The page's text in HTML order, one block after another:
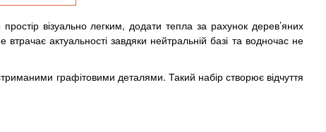
візуально легким, додати тепла за рахунок дерев’яних
актуальності завдяки нейтральній базі та водночас не
графітовими деталями. Такий набір створює відчуття